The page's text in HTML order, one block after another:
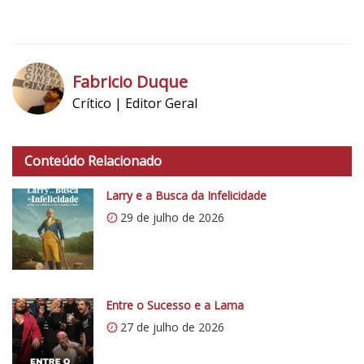
t
p
s
:
/
/
0
.
w
p
Fabricio Duque
Crítico | Editor Geral
Conteúdo Relacionado
Larry e a Busca da Infelicidade
29 de julho de 2026
Entre o Sucesso e a Lama
27 de julho de 2026